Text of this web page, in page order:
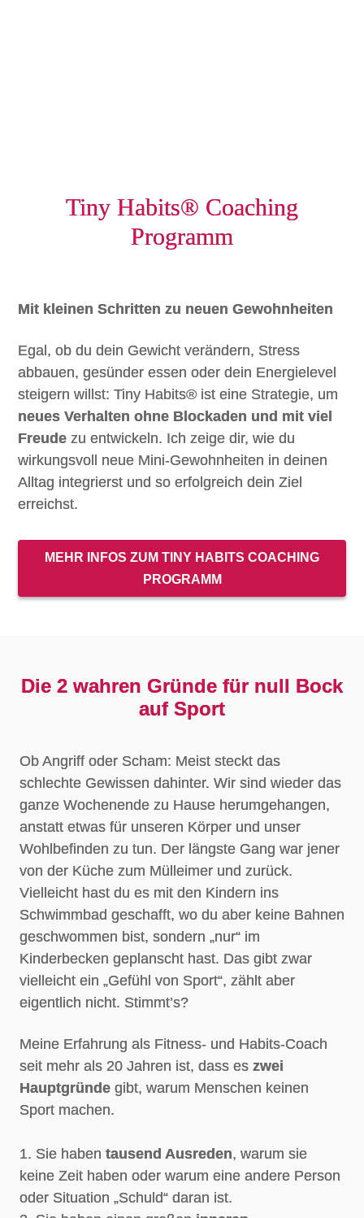
Tiny Habits® Coaching
Programm
Mit kleinen Schritten zu neuen Gewohnheiten
Egal, ob du dein Gewicht verändern, Stress
abbauen, gesünder essen oder dein Energielevel
steigern willst: Tiny Habits® ist eine Strategie, um
neues Verhalten ohne Blockaden und mit viel
Freude zu entwickeln. Ich zeige dir, wie du
wirkungsvoll neue Mini-Gewohnheiten in deinen
Alltag integrierst und so erfolgreich dein Ziel
erreichst.
MEHR INFOS ZUM TINY HABITS COACHING
PROGRAMM
Die 2 wahren Gründe für null Bock
auf Sport
Ob Angriff oder Scham: Meist steckt das
schlechte Gewissen dahinter. Wir sind wieder das
ganze Wochenende zu Hause herumgehangen,
anstatt etwas für unseren Körper und unser
Wohlbefinden zu tun. Der längste Gang war jener
von der Küche zum Mülleimer und zurück.
Vielleicht hast du es mit den Kindern ins
Schwimmbad geschafft, wo du aber keine Bahnen
geschwommen bist, sondern „nur“ im
Kinderbecken geplanscht hast. Das gibt zwar
vielleicht ein „Gefühl von Sport“, zählt aber
eigentlich nicht. Stimmt’s?
Meine Erfahrung als Fitness- und Habits-Coach
seit mehr als 20 Jahren ist, dass es zwei
Hauptgründe gibt, warum Menschen keinen
Sport machen.
1. Sie haben tausend Ausreden, warum sie
keine Zeit haben oder warum eine andere Person
oder Situation „Schuld“ daran ist.